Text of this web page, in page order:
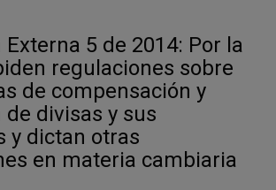
Externa 5 de 2014: Por la
regulaciones sobre
de compensación y
de divisas y sus
y dictan otras
en materia cambiaria